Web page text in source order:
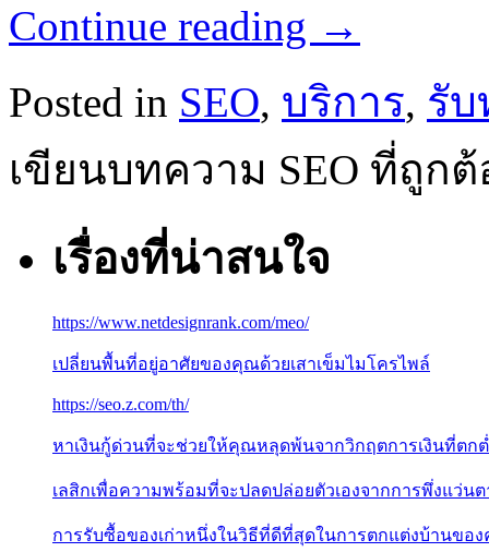
Continue reading →
Posted in SEO, บริการ, รับ
เขียนบทความ SEO ที่ถูกต้
เรื่องที่น่าสนใจ
https://www.netdesignrank.com/meo/
เปลี่ยนพื้นที่อยู่อาศัยของคุณด้วยเสาเข็มไมโครไพล์
https://seo.z.com/th/
หาเงินกู้ด่วนที่จะช่วยให้คุณหลุดพ้นจากวิกฤตการเงินที่ตก
เลสิกเพื่อความพร้อมที่จะปลดปล่อยตัวเองจากการพึ่งแว่นต
การรับซื้อของเก่าหนึ่งในวิธีที่ดีที่สุดในการตกแต่งบ้านขอ